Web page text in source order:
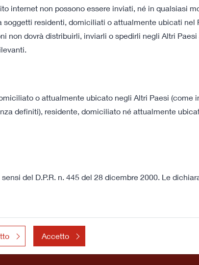
Documenti dell’Offerta e della
Reinforcing market position in Italy
internet non possono essere inviati, né in qualsiasi
residenti, domiciliati o attualmente ubicati nel
dovrà distribuirli, inviarli o spedirli negli Altri
o attualmente ubicato negli Altri Paesi (come
definiti), residente, domiciliato né attualmente
del D.P.R. n. 445 del 28 dicembre 2000. Le
Accetto